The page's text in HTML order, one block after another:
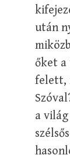
után
őket a
felett,
a